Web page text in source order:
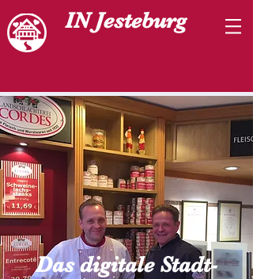
IN Jesteburg
Das digitale Stadt-